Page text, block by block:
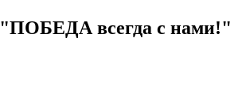
"ПОБЕДА всегда с нами!"